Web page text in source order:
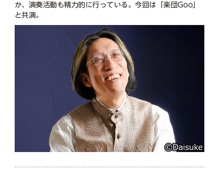
か、演奏活動も精力的に行っている。今回は「楽団Goo」
と共演。